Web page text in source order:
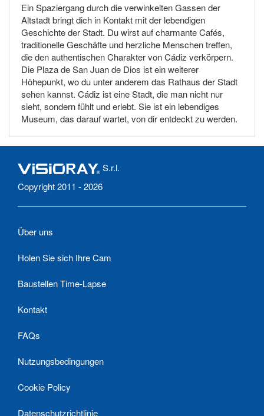
Ein Spaziergang durch die verwinkelten Gassen der
Altstadt bringt dich in Kontakt mit der lebendigen
Geschichte der Stadt. Du wirst auf charmante Cafés,
traditionelle Geschäfte und herzliche Menschen treffen,
die den authentischen Charakter von Cádiz verkörpern.
Die Plaza de San Juan de Dios ist ein weiterer
Höhepunkt, wo du unter anderem das Rathaus der Stadt
sehen kannst. Cádiz ist eine Stadt, die man nicht nur
sieht, sondern fühlt und erlebt. Sie ist ein lebendiges
Museum, das darauf wartet, von dir entdeckt zu werden.
S.r.l.
Copyright 2011 - 2026
Über uns
Holen Sie sich Ihre Cam
Baustellen Time-Lapse
Kontakt
FAQs
Nutzungsbedingungen
Cookie Policy
Datenschutzrichtlinie